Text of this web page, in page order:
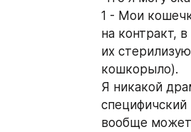
1 - Мои
на контракт,
их
кошкорыло).
Я никакой
вообще